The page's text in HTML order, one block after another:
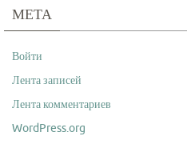
МЕТА
Войти
Лента записей
Лента комментариев
WordPress.org